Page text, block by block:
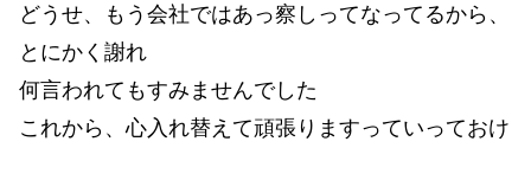
どうせ、もう会社ではあっ察しってなってるから、
とにかく謝れ
何言われてもすみませんでした
これから、心入れ替えて頑張りますっていっておけ